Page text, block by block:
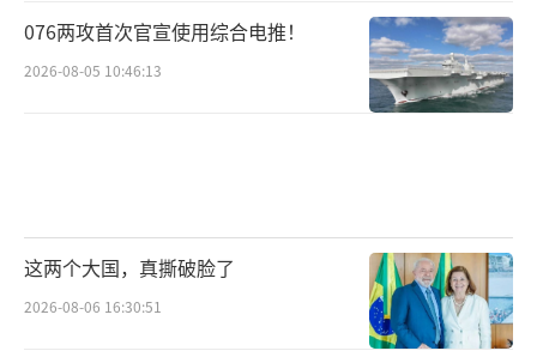
076两攻首次官宣使用综合电推！
2026-08-05 10:46:13
这两个大国，真撕破脸了
2026-08-06 16:30:51